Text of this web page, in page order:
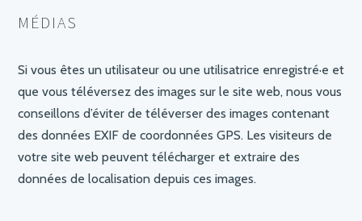
MÉDIAS
Si vous êtes un utilisateur ou une utilisatrice enregistré·e et
que vous téléversez des images sur le site web, nous vous
conseillons d’éviter de téléverser des images contenant
des données EXIF de coordonnées GPS. Les visiteurs de
votre site web peuvent télécharger et extraire des
données de localisation depuis ces images.